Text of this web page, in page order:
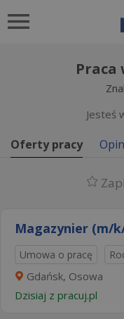
Praca
Jesteś
Oferty pracy
Magazynier (m/
Umowa o pracę
Gdańsk, Osowa
Dzisiaj z pracuj.pl